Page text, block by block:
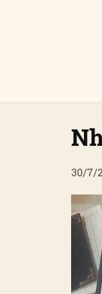
30/7/